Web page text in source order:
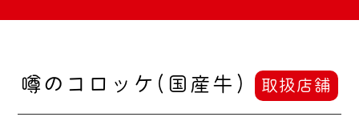
噂のコロッケ(国産牛) 取扱店舗